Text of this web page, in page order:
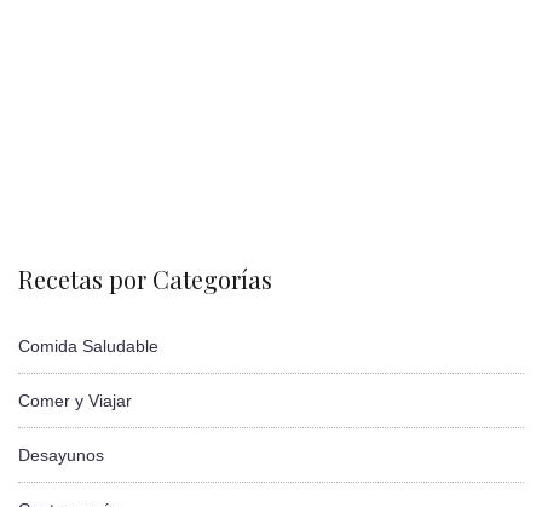
Recetas por Categorías
Comida Saludable
Comer y Viajar
Desayunos